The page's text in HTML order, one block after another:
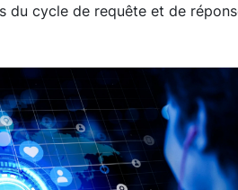
du cycle de requête et de